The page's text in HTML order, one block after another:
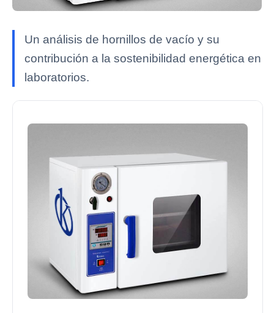
Un análisis de hornillos de vacío y su
contribución a la sostenibilidad energética en
laboratorios.